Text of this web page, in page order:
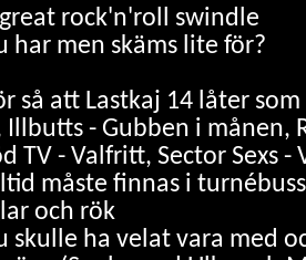
great rock'n'roll swindle
har men skäms lite för?
så att Lastkaj 14 låter som
- Gubben i månen,
TV - Valfritt, Sector Sexs
måste finnas i
och rök
skulle ha velat vara med